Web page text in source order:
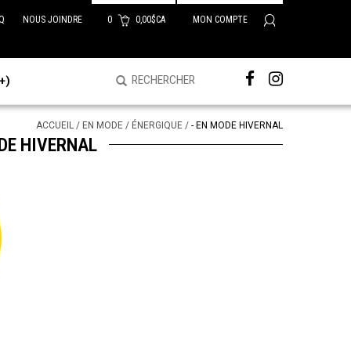
0 0,00$CA MON COMPTE
NOUS JOINDRE
ACCUEIL / EN MODE / ÉNERGIQUE / - EN MODE HIVERNAL
HIVERNAL